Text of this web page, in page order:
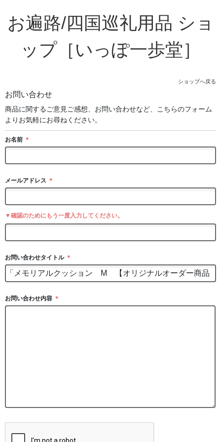
お遍路/四国巡礼用品 ショ
ップ［いっぽ一歩堂］
ショップへ戻る
お問い合わせ
商品に関するご意見ご感想、お問い合わせなど、こちらのフォーム
よりお気軽にお尋ねください。
お名前 ＊
メールアドレス ＊
▼確認のためにもう一度入力してください。
お問い合わせタイトル ＊
お問い合わせ内容 ＊